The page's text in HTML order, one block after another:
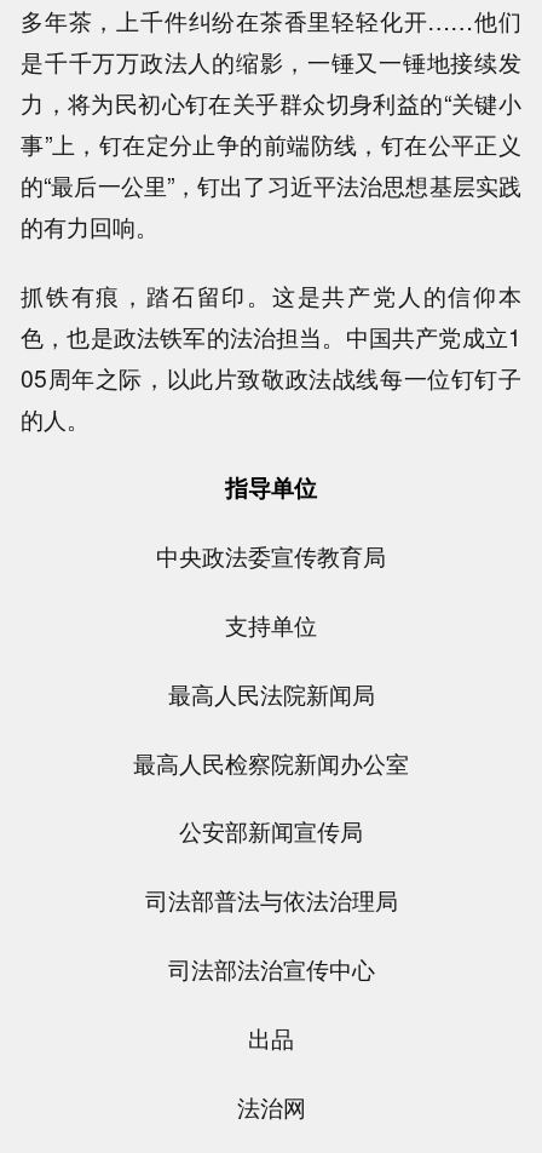
多年茶，上千件纠纷在茶香里轻轻化开……他们
是千千万万政法人的缩影，一锤又一锤地接续发
力，将为民初心钉在关乎群众切身利益的“关键小
事”上，钉在定分止争的前端防线，钉在公平正义
的“最后一公里”，钉出了习近平法治思想基层实践
的有力回响。
抓铁有痕，踏石留印。这是共产党人的信仰本
色，也是政法铁军的法治担当。中国共产党成立1
05周年之际，以此片致敬政法战线每一位钉钉子
的人。
指导单位
中央政法委宣传教育局
支持单位
最高人民法院新闻局
最高人民检察院新闻办公室
公安部新闻宣传局
司法部普法与依法治理局
司法部法治宣传中心
出品
法治网